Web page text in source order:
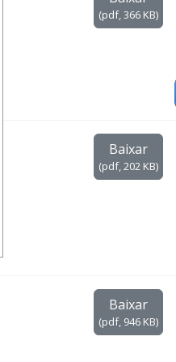
(pdf, 366 KB)
Baixar
(pdf, 202 KB)
Baixar
(pdf, 946 KB)